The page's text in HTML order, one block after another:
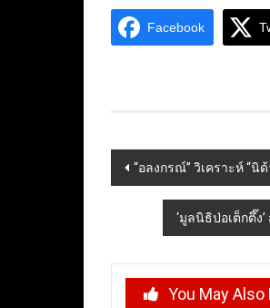
Facebook
Post
navigation
“อลงกรณ์” วิเคราะห์ “นิ
‘มูลนิธิป่อเต็กตึ๊ง
You May Also